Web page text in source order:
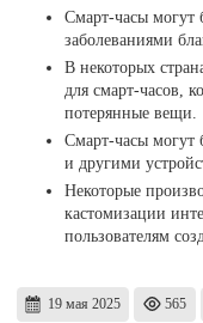
Смарт-часы могут
заболеваниями
В некоторых
для смарт-часов,
потерянные вещи.
Смарт-часы могут
и другими
Некоторые
кастомизации
пользователям
19 мая 2025 565